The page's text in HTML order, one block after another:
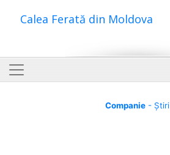
Calea Ferată din Moldova
Companie- Știri